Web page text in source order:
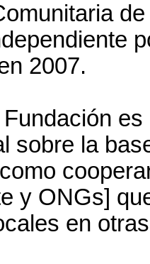
2007.
sobre la
y ONGs]
en